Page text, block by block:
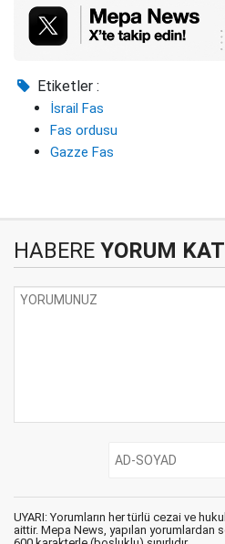
Etiketler :
İsrail Fas
Fas ordusu
Gazze Fas
HABERE YORUM KAT
UYARI: Yorumların her türlü cezai ve
aittir. Mepa News, yapılan yorumlardan